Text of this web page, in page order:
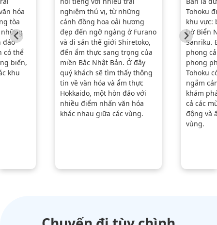
hóa
tòa
những
đảo
có thể
biển,
khu
nghiệm thú vị, từ những
cánh đồng hoa oải hương
đẹp đến ngỡ ngàng ở Furano
và di sản thế giới Shiretoko,
đến ẩm thực sang trọng của
miền Bắc Nhật Bản. Ở đây
quý khách sẽ tìm thấy thông
tin về văn hóa và ẩm thực
Hokkaido, một hòn đảo với
nhiều điểm nhấn văn hóa
khác nhau giữa các vùng.
Tohoku
khu vực:
bờ Biển
Sanriku.
phong
phong
Tohoku
ngắm
khám
cả các
động và
vùng.